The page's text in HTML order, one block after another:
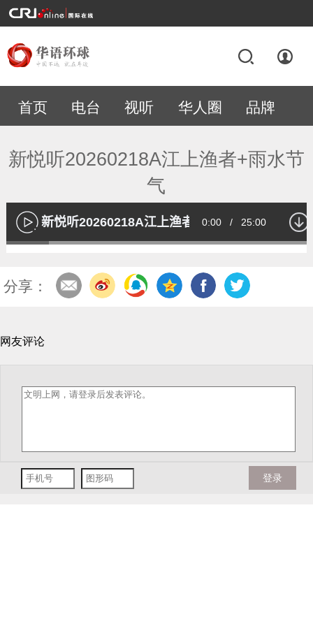
首页 电台 视听 华人圈 品牌
专题
新悦听20260218A江上渔者+雨水节
气
播
放
新悦听20260218A江上渔者+雨水节气
Current
0:00 / Duration
25:00
Loaded:
分享：
网友评论
登录